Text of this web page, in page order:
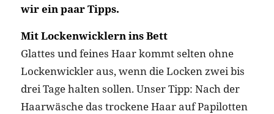
wir ein paar Tipps.
Mit Lockenwicklern ins Bett
Glattes und feines Haar kommt selten ohne
Lockenwickler aus, wenn die Locken zwei bis
drei Tage halten sollen. Unser Tipp: Nach der
Haarwäsche das trockene Haar auf Papilotten